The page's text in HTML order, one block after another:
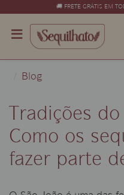
🚚 FRETE GRÁTIS EM
Blog
Tradições
Como os
fazer parte